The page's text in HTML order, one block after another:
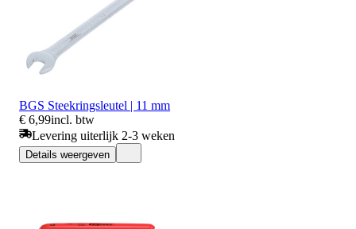
BGS Steekringsleutel | 11 mm
€ 6,99incl. btw
Levering uiterlijk 2-3 weken
Details weergeven